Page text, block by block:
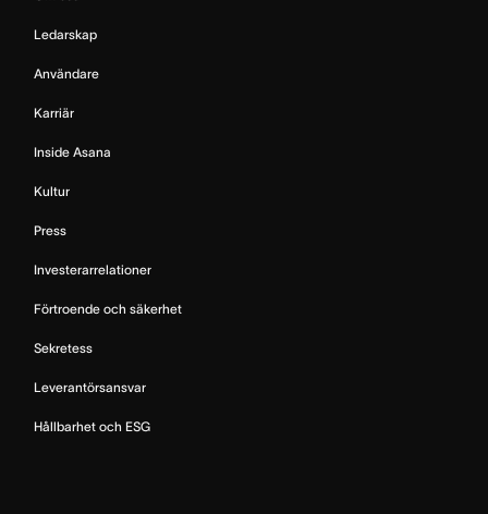
Ledarskap
Användare
Karriär
Inside Asana
Kultur
Press
Investerarrelationer
Förtroende och säkerhet
Sekretess
Leverantörsansvar
Hållbarhet och ESG